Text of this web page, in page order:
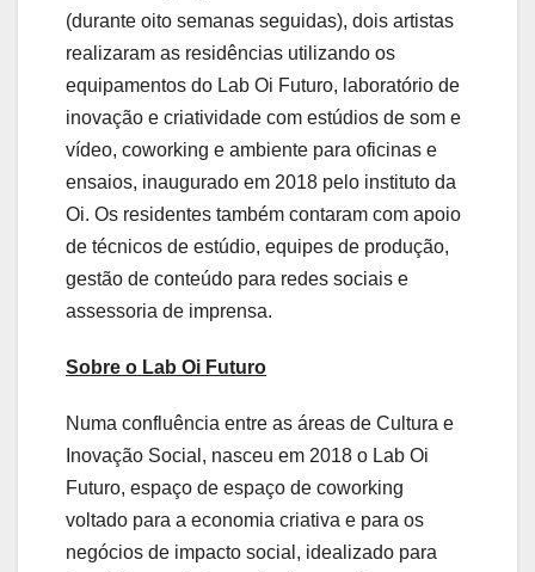
(durante oito semanas seguidas), dois artistas
realizaram as residências utilizando os
equipamentos do Lab Oi Futuro, laboratório de
inovação e criatividade com estúdios de som e
vídeo, coworking e ambiente para oficinas e
ensaios, inaugurado em 2018 pelo instituto da
Oi. Os residentes também contaram com apoio
de técnicos de estúdio, equipes de produção,
gestão de conteúdo para redes sociais e
assessoria de imprensa.
Sobre o Lab Oi Futuro
Numa confluência entre as áreas de Cultura e
Inovação Social, nasceu em 2018 o Lab Oi
Futuro, espaço de espaço de coworking
voltado para a economia criativa e para os
negócios de impacto social, idealizado para